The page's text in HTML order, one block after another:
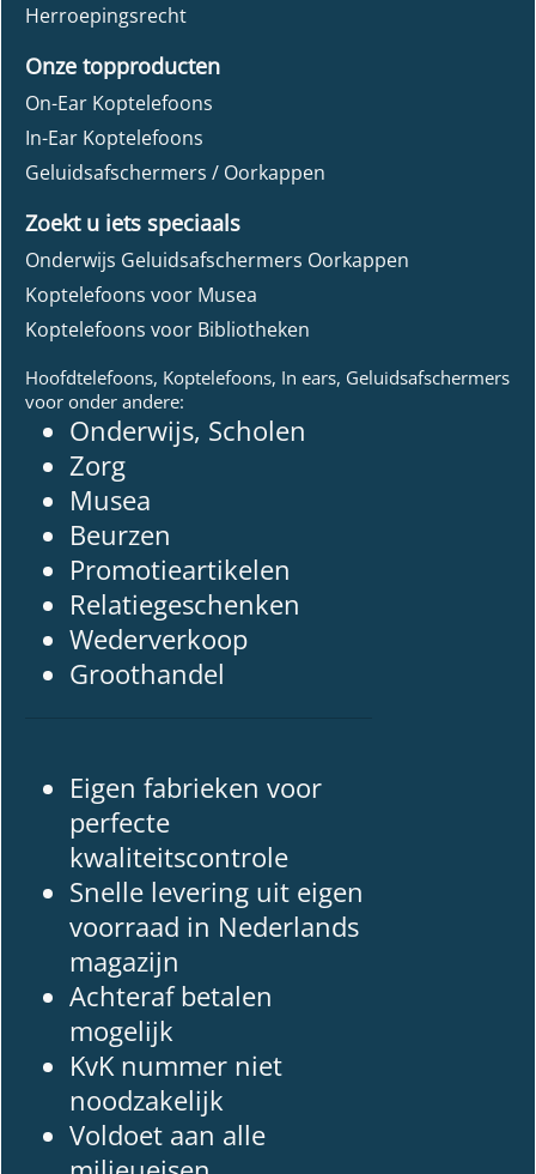
Herroepingsrecht
Onze topproducten
On-Ear Koptelefoons
In-Ear Koptelefoons
Geluidsafschermers / Oorkappen
Zoekt u iets speciaals
Onderwijs Geluidsafschermers Oorkappen
Koptelefoons voor Musea
Koptelefoons voor Bibliotheken
Hoofdtelefoons, Koptelefoons, In ears, Geluidsafschermers
voor onder andere:
Onderwijs, Scholen
Zorg
Musea
Beurzen
Promotieartikelen
Relatiegeschenken
Wederverkoop
Groothandel
Eigen fabrieken voor
perfecte
kwaliteitscontrole
Snelle levering uit eigen
voorraad in Nederlands
magazijn
Achteraf betalen
mogelijk
KvK nummer niet
noodzakelijk
Voldoet aan alle